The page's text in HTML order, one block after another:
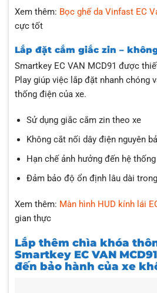
Xem thêm: Bọc ghế da Vinfast EC
cực tốt
Lắp đặt cắm giắc zin –
Smartkey EC VAN MCD91 được
Play giúp việc lắp đặt nhanh chóng
thống điện của xe.
Sử dụng giắc cắm zin theo xe
Không cắt nối dây điện nguyên
Hạn chế ảnh hưởng đến hệ
Đảm bảo độ ổn định lâu dài
Xem thêm: Màn hình HUD kính lái
gian thực
Lắp thêm chìa khóa
Smartkey EC VAN
đến bảo hành của xe